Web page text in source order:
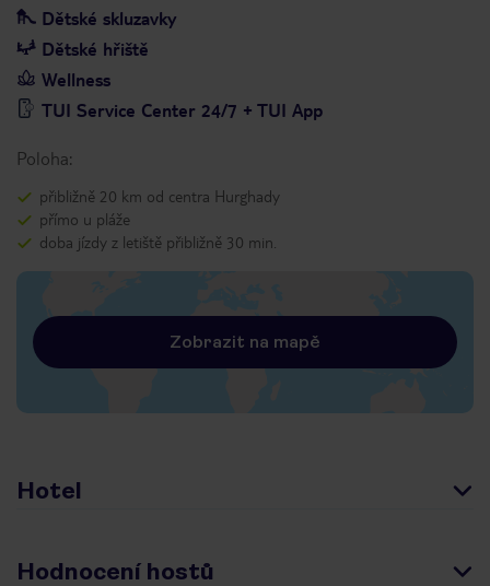
Dětské skluzavky
Dětské hřiště
Wellness
TUI Service Center 24/7 + TUI App
Poloha:
přibližně 20 km od centra Hurghady
přímo u pláže
doba jízdy z letiště přibližně 30 min.
Zobrazit na mapě
Hotel
Hodnocení hostů